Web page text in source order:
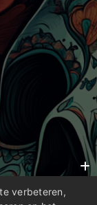
verbeteren,